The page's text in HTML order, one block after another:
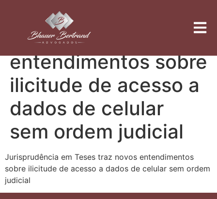
Jurisprudência em
Teses traz novos
entendimentos sobre
ilicitude de acesso a
dados de celular
sem ordem judicial
Jurisprudência em Teses traz novos entendimentos
sobre ilicitude de acesso a dados de celular sem ordem
judicial